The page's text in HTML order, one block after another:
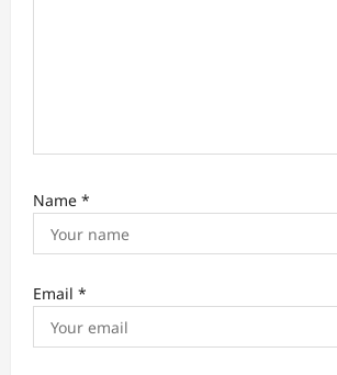
Name *
Email *